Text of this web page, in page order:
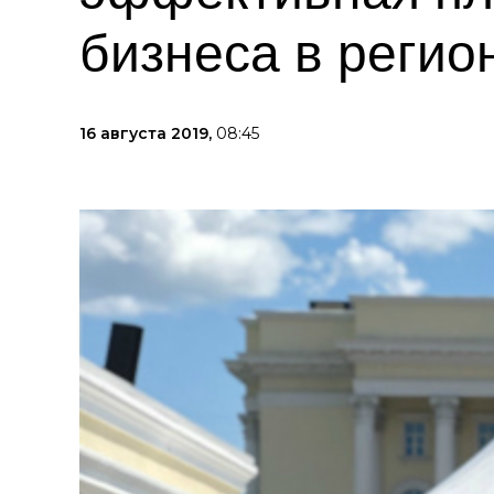
бизнеса в
16 августа 2019, 08:45